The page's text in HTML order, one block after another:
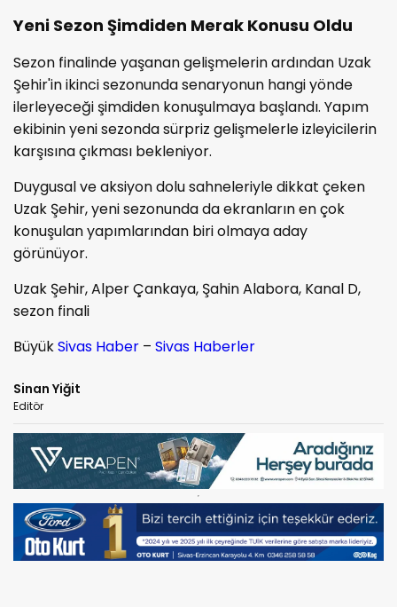
Yeni Sezon Şimdiden Merak Konusu Oldu
Sezon finalinde yaşanan gelişmelerin ardından Uzak
Şehir'in ikinci sezonunda senaryonun hangi yönde
ilerleyeceği şimdiden konuşulmaya başlandı. Yapım
ekibinin yeni sezonda sürpriz gelişmelerle izleyicilerin
karşısına çıkması bekleniyor.
Duygusal ve aksiyon dolu sahneleriyle dikkat çeken
Uzak Şehir, yeni sezonunda da ekranların en çok
konuşulan yapımlarından biri olmaya aday
görünüyor.
Uzak Şehir, Alper Çankaya, Şahin Alabora, Kanal D,
sezon finali
BüyükSivas Haber – Sivas Haberler
Sinan Yiğit
Editör